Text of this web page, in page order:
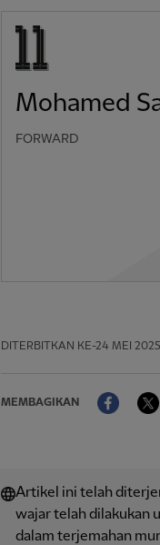
Mohamed
FORWARD
DITERBITKAN KE-24 MEI 2025
MEMBAGIKAN
Artikel ini telah
wajar telah dilakukan
dalam terjemahan